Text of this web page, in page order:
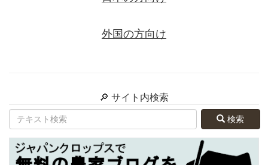
外国の方向け
🔎 サイト内検索
検索